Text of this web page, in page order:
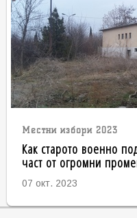
Местни избори 2023
Как старото военно
част от огромни
07 окт. 2023